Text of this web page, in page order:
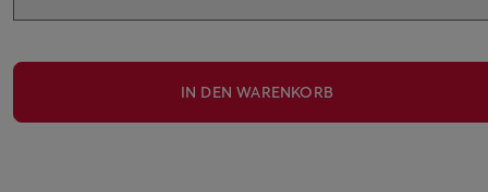
IN DEN WARENKORB